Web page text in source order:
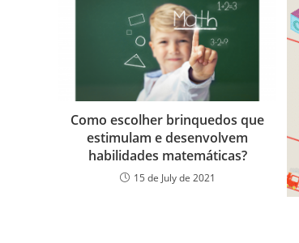
Como escolher brinquedos que
estimulam e desenvolvem
habilidades matemáticas?
15 de July de 2021